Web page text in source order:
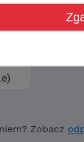
konto wybierz
Zobacz